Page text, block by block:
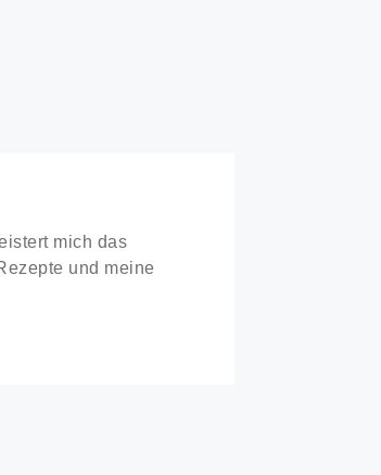
mich das
und meine